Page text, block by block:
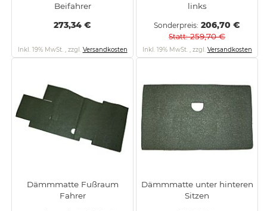
Beifahrer
273,34 €
Inkl. 19% MwSt. , zzgl. Versandkosten
links
Sonderpreis 206,70 €
Statt 259,70 €
Inkl. 19% MwSt. , zzgl. Versandkosten
Dämmmatte Fußraum
Fahrer
Dämmmatte unter hinteren
Sitzen